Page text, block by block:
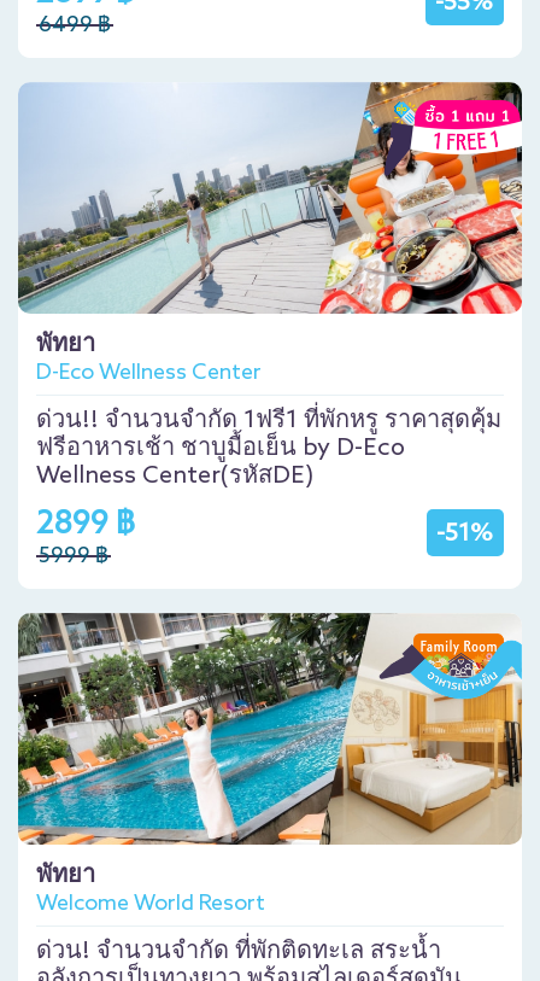
6499 ฿
พัทยา
D-Eco Wellness Center
ด่วน!! จำนวนจำกัด 1ฟรี1 ที่พักหรู ราคาสุดคุ้ม
ฟรีอาหารเช้า ชาบูมื้อเย็น by D-Eco
Wellness Center(รหัสDE)
-51%
2899 ฿
5999 ฿
พัทยา
Welcome World Resort
ด่วน! จำนวนจำกัด ที่พักติดทะเล สระน้ำ